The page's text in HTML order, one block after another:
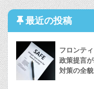
最近の投稿
フロンテ
政策提言
対策の全貌